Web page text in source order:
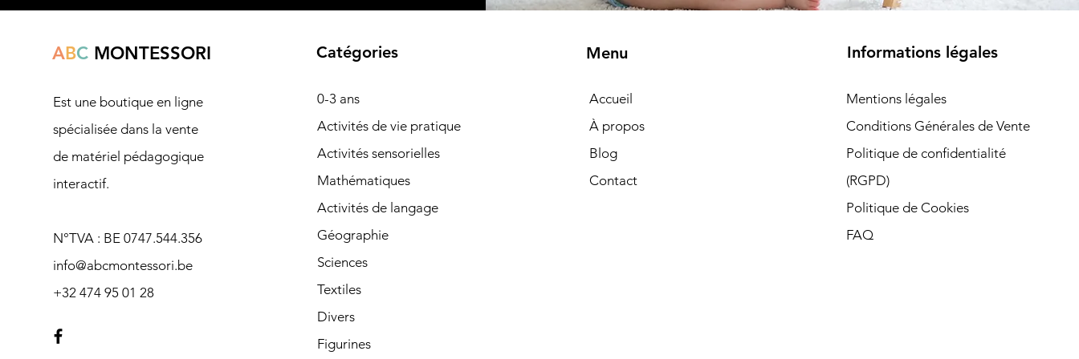
ABCMONTESSORI
Est une boutique en ligne
spécialisée dans la vente
de matériel pédagogique
interactif.
N°TVA : BE 0747.544.356
info@abcmontessori.be
+32 474 95 01 28
Catégories
0-3 ans
Activités de vie pratique
Activités sensorielles
Mathématiques
Activités de langage
Géographie
Sciences
Textiles
Divers
Figurines
Menu
Accueil
À propos
Blog
Contact
Informations légales
Mentions légales
Conditions Générales de Vente
Politique de confidentialité
(RGPD)​
Politique de Cookies
FAQ